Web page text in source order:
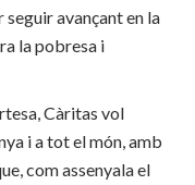
avançant en la
la pobresa i
Càritas vol
i a tot el món, amb
com assenyala el